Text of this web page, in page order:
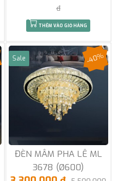
đ
THÊM VÀO GIỎ HÀNG
Sale
ĐÈN MÂM PHA LÊ ML
3678 (Ø600)
-40%